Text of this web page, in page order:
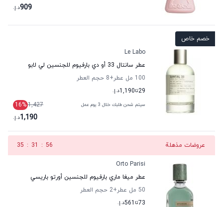
909د.إ.
خصم خاص
Le Labo
عطر سانتال 33 أو دي بارفيوم للجنسين لي لابو
100 مل عطر
+8
حجم العطر
29تا1,190د.إ.
سيتم شحن طلبك خلال 3 يوم عمل 1,427
16%
1,190د.إ.
عروضات مذهلة 56
:
31
:
35
Orto Parisi
عطر ميغا ماري بارفيوم للجنسين أورتو باريسي
50 مل عطر
+2
حجم العطر
73تا 561د.إ.